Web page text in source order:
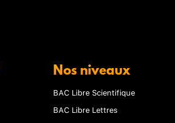
Nos niveaux
BAC Libre Scientifique
BAC Libre Lettres